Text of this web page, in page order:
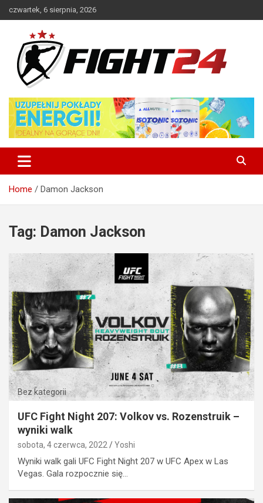
to
czwartek, 6 sierpnia, 2026
FIGHT24.PL – MMA i K-1, UFC
Home Damon Jackson
Tag: Damon Jackson
Bez kategorii
UFC Fight Night 207: Volkov vs. Rozenstruik –
wyniki walk
sobota, 4 czerwca, 2022 Yoshi
Wyniki walk gali UFC Fight Night 207 w UFC Apex w Las
Vegas. Gala rozpocznie się…